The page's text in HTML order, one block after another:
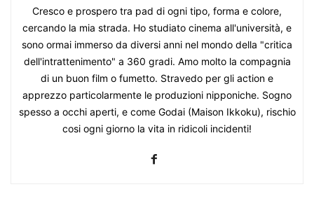
Cresco e prospero tra pad di ogni tipo, forma e colore,
cercando la mia strada. Ho studiato cinema all'università, e
sono ormai immerso da diversi anni nel mondo della "critica
dell'intrattenimento" a 360 gradi. Amo molto la compagnia
di un buon film o fumetto. Stravedo per gli action e
apprezzo particolarmente le produzioni nipponiche. Sogno
spesso a occhi aperti, e come Godai (Maison Ikkoku), rischio
cosi ogni giorno la vita in ridicoli incidenti!